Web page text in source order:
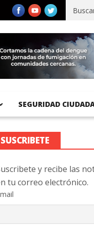
registra 92 % de
SEGURIDAD
SUSCRIBETE
y recibe las
tu correo electrónico.